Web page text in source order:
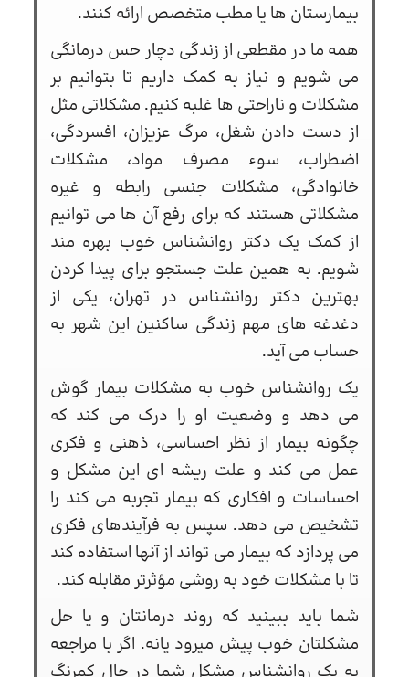
بیمارستان ها یا مطب متخصص ارائه کنند.
همه ما در مقطعی از زندگی دچار حس درمانگی
می شویم و نیاز به کمک داریم تا بتوانیم بر
مشکلات و ناراحتی ها غلبه کنیم. مشکلاتی مثل
از دست دادن شغل، مرگ عزیزان، افسردگی،
اضطراب، سوء مصرف مواد، مشکلات
خانوادگی، مشکلات جنسی رابطه و غیره
مشکلاتی هستند که برای رفع آن ها می توانیم
از کمک یک دکتر روانشناس خوب بهره مند
شویم. به همین علت جستجو برای پیدا کردن
بهترین دکتر روانشناس در تهران، یکی از
دغدغه های مهم زندگی ساکنین این شهر به
حساب می آید.
یک روانشناس خوب به مشکلات بیمار گوش
می ‌دهد و وضعیت او را درک می ‌کند که
چگونه بیمار از نظر احساسی، ذهنی و فکری
عمل می ‌کند و علت ریشه ‌ای این مشکل و
احساسات و افکاری که بیمار تجربه می ‌کند را
تشخیص می دهد. سپس به فرآیندهای فکری
می پردازد که بیمار می تواند از آنها استفاده کند
تا با مشکلات خود به روشی مؤثرتر مقابله کند.
شما باید ببینید که روند درمانتان و یا حل
مشکلتان خوب پیش میرود یانه. اگر با مراجعه
به یک روانشناس مشکل شما در حال کمرنگ